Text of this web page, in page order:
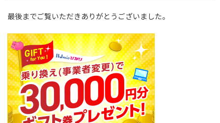
最後までご覧いただきありがとうございました。